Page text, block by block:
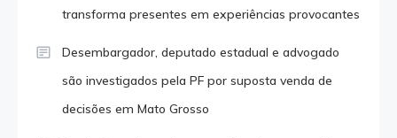
transforma presentes em experiências provocantes
Desembargador, deputado estadual e advogado
são investigados pela PF por suposta venda de
decisões em Mato Grosso